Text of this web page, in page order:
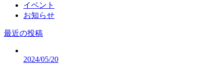
イベント
お知らせ
最近の投稿
2024/05/20